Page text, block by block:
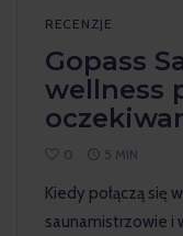
RECENZJE
Gopass
wellness
0 5 MIN
Kiedy połączą się
saunamistrzowie i